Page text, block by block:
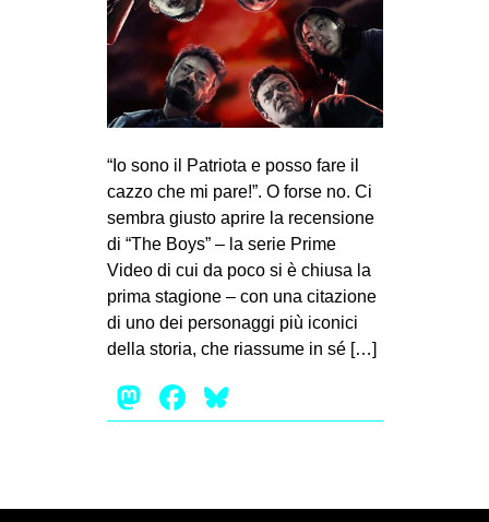
MANIFESTI
MUSICA
RECENSIONI
INTERNAZIONALE
AFRICA
AMERICHE
ESTREMO ORIENTE
EUROPA
MEDIO ORIENTE
MONDO
EVENTI
“Io sono il Patriota e posso fare il
cazzo che mi pare!”. O forse no. Ci
sembra giusto aprire la recensione
di “The Boys” – la serie Prime
Video di cui da poco si è chiusa la
prima stagione – con una citazione
di uno dei personaggi più iconici
della storia, che riassume in sé […]
Mastodon
Facebook